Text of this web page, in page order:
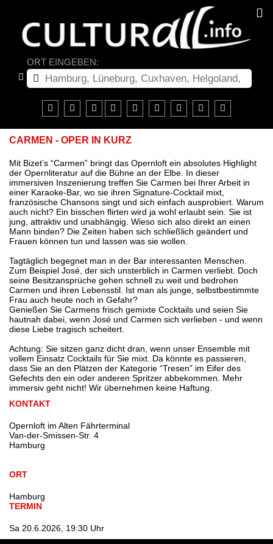
ORT EINGEBEN:
CARMEN - OPER IN KURZ
Mit Bizet’s “Carmen” bringt das Opernloft ein absolutes Highlight
der Opernliteratur auf die Bühne an der Elbe. In dieser
immersiven Inszenierung treffen Sie Carmen bei Ihrer Arbeit in
einer Karaoke-Bar, wo sie ihren Signature-Cocktail mixt,
französische Chansons singt und sich einfach ausprobiert. Warum
auch nicht? Ein bisschen flirten wird ja wohl erlaubt sein. Sie ist
jung, attraktiv und unabhängig. Wieso sich also direkt an einen
Mann binden? Die Zeiten haben sich schließlich geändert und
Frauen können tun und lassen was sie wollen.
Tagtäglich begegnet man in der Bar interessanten Menschen.
Zum Beispiel José, der sich unsterblich in Carmen verliebt. Doch
seine Besitzansprüche gehen schnell zu weit und bedrohen
Carmen und ihren Lebensstil. Ist man als junge, selbstbestimmte
Frau auch heute noch in Gefahr?
Genießen Sie Carmens frisch gemixte Cocktails und seien Sie
hautnah dabei, wenn José und Carmen sich verlieben - und wenn
diese Liebe tragisch scheitert.
Achtung: Sie sitzen ganz dicht dran, wenn unser Ensemble mit
vollem Einsatz Cocktails für Sie mixt. Da könnte es passieren,
dass Sie an den Plätzen der Kategorie “Tresen” im Eifer des
Gefechts den ein oder anderen Spritzer abbekommen. Mehr
immersiv geht nicht! Wir übernehmen keine Haftung.
KONTAKT
Opernloft im Alten Fährterminal
Van-der-Smissen-Str. 4
Hamburg
ORT
Hamburg
TERMIN
Sa 20.6.2026, 19:30 Uhr